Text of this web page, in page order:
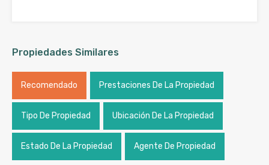
Propiedades Similares
Recomendado Prestaciones De La Propiedad
Tipo De Propiedad Ubicación De La Propiedad
Estado De La Propiedad Agente De Propiedad